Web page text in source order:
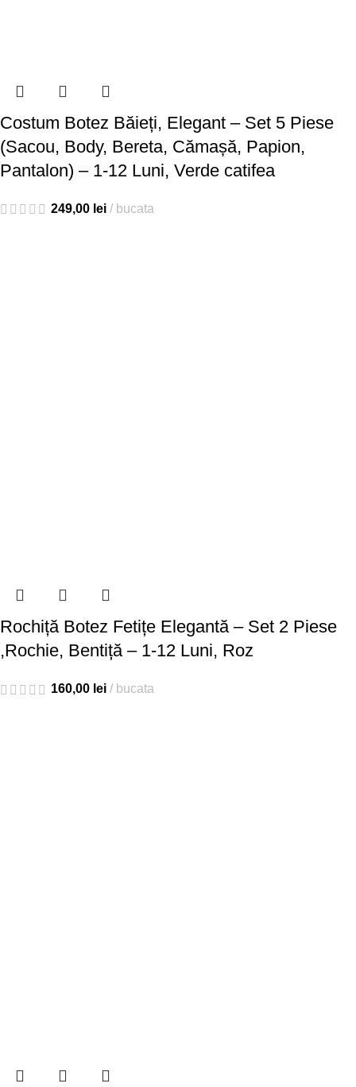
Costum Botez Băieți, Elegant – Set 5 Piese
(Sacou, Body, Bereta, Cămașă, Papion,
Pantalon) – 1-12 Luni, Verde catifea
249,00 lei bucata
Rochiță Botez Fetițe Elegantă – Set 2 Piese
,Rochie, Bentiță – 1-12 Luni, Roz
160,00 lei bucata